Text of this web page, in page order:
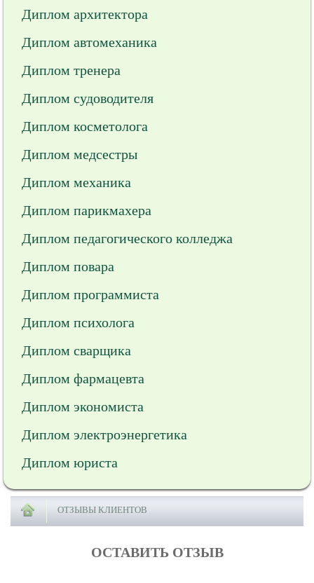
Диплом архитектора
Диплом автомеханика
Диплом тренера
Диплом судоводителя
Диплом косметолога
Диплом медсестры
Диплом механика
Диплом парикмахера
Диплом педагогического колледжа
Диплом повара
Диплом программиста
Диплом психолога
Диплом сварщика
Диплом фармацевта
Диплом экономиста
Диплом электроэнергетика
Диплом юриста
ОТЗЫВЫ КЛИЕНТОВ
ОСТАВИТЬ ОТЗЫВ